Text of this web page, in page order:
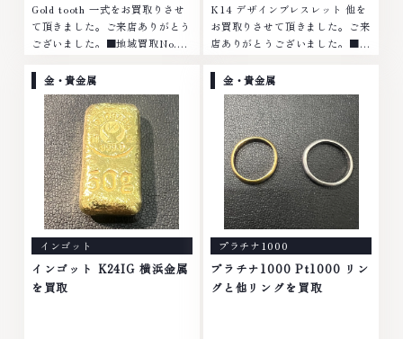
Gold tooth 一式をお買取りさせ
て頂きました。ご来店ありがとう
ございました。■地域買取No.1
ブランド品 ブランド衣類 お酒買
取りのことなら、お任せください
なかでも金・プ...
K14 デザインブレスレット 他を
お買取りさせて頂きました。ご来
店ありがとうございました。■地
イヤモンド ブランド品 ブランド
衣類 お酒買取りのことなら、お
任せくださいな...
金・貴金属
インゴット
インゴット K24IG 横浜金属
を買取
金・貴金属
プラチナ1000
プラチナ1000 Pt1000 リン
グと他リングを買取